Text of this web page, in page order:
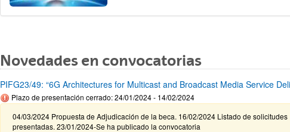
Novedades en convocatorias
PIFG23/49: “6G Architectures for Multicast and Broadcast Media Service
Plazo de presentación cerrado: 24/01/2024 - 14/02/2024
04/03/2024 Propuesta de Adjudicación de la beca. 16/02/2024 Listado de solicitudes
presentadas. 23/01/2024-Se ha publicado la convocatoria